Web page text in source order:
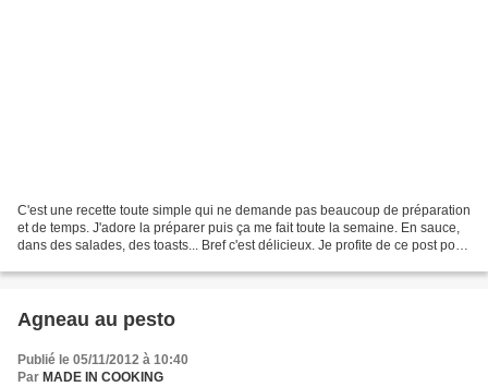
C'est une recette toute simple qui ne demande pas beaucoup de préparation
et de temps. J'adore la préparer puis ça me fait toute la semaine. En sauce,
dans des salades, des toasts... Bref c'est délicieux. Je profite de ce post pour
Agneau au pesto
Publié le 05/11/2012 à 10:40
Par MADE IN COOKING